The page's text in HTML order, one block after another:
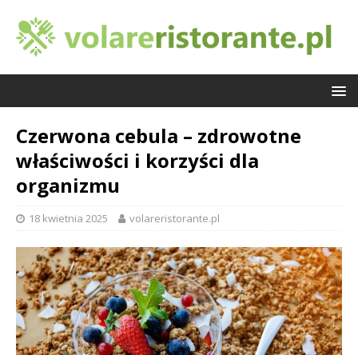
Czerwona cebula – zdrowotne
właściwości i korzyści dla
organizmu
18 kwietnia 2025 volareristorante.pl